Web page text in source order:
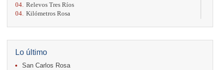
04. Relevos Tres Ríos
04. Kilómetros Rosa
18. Casa Turire Trail Run
18.
Warriors Run Circuit
18. Samsung Jacó Beach Half Marathon 2026
25. KRun by Under Armour
Lo último
San Carlos Rosa